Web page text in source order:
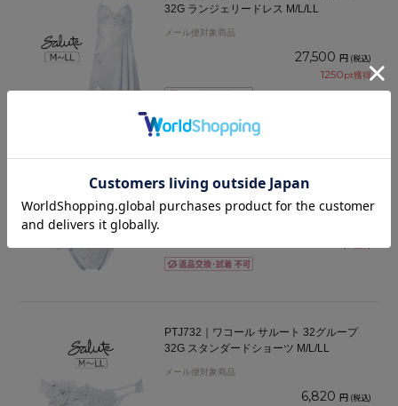
32G ランジェリードレス M/L/LL
メール便対象商品
27,500 円 (税込)
1250pt獲得
PTJ432｜ワコール サルート 32グループ
32G Ｔバックショーツ M/L
メール便対象商品
PTJ732｜ワコール サルート 32グループ
32G スタンダードショーツ M/L/LL
メール便対象商品
6,820 円 (税込)